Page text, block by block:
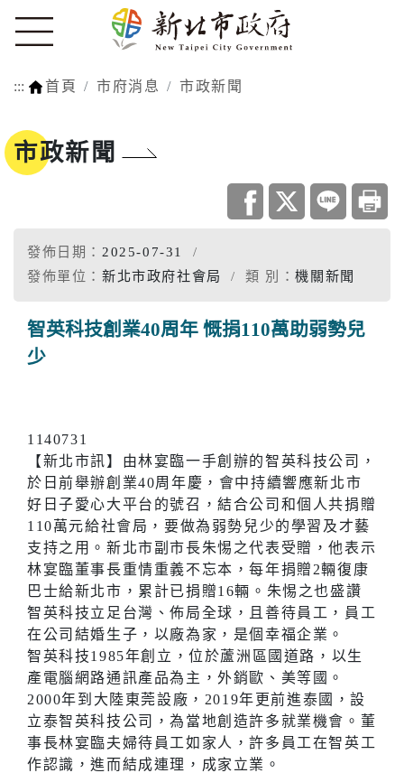
::: 首頁 市府消息 市政新聞
市政新聞
發佈日期： 2025-07-31
發佈單位： 新北市政府社會局 類 別：機關新聞
智英科技創業40周年 慨捐110萬助弱勢兒
少
1140731
【新北市訊】由林宴臨一手創辦的智英科技公司，
於日前舉辦創業40周年慶，會中持續響應新北市
好日子愛心大平台的號召，結合公司和個人共捐贈
110萬元給社會局，要做為弱勢兒少的學習及才藝
支持之用。新北市副市長朱惕之代表受贈，他表示
林宴臨董事長重情重義不忘本，每年捐贈2輛復康
巴士給新北市，累計已捐贈16輛。朱惕之也盛讚
智英科技立足台灣、佈局全球，且善待員工，員工
在公司結婚生子，以廠為家，是個幸福企業。
智英科技1985年創立，位於蘆洲區國道路，以生
產電腦網路通訊產品為主，外銷歐、美等國。
2000年到大陸東莞設廠，2019年更前進泰國，設
立泰智英科技公司，為當地創造許多就業機會。董
事長林宴臨夫婦待員工如家人，許多員工在智英工
作認識，進而結成連理，成家立業。